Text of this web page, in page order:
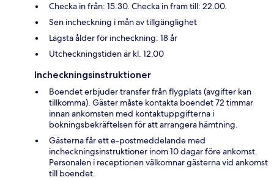
Checka in från: 15.30. Checka in fram till: 22.00.
Sen incheckning i mån av tillgänglighet
Lägsta ålder för incheckning: 18 år
Utcheckningstiden är kl. 12.00
Incheckningsinstruktioner
Boendet erbjuder transfer från flygplats (avgifter kan
tillkomma). Gäster måste kontakta boendet 72 timmar
innan ankomsten med kontaktuppgifterna i
bokningsbekräftelsen för att arrangera hämtning.
Gästerna får ett e-postmeddelande med
incheckningsinstruktioner inom 10 dagar före ankomst.
Personalen i receptionen välkomnar gästerna vid ankomst
till boendet.